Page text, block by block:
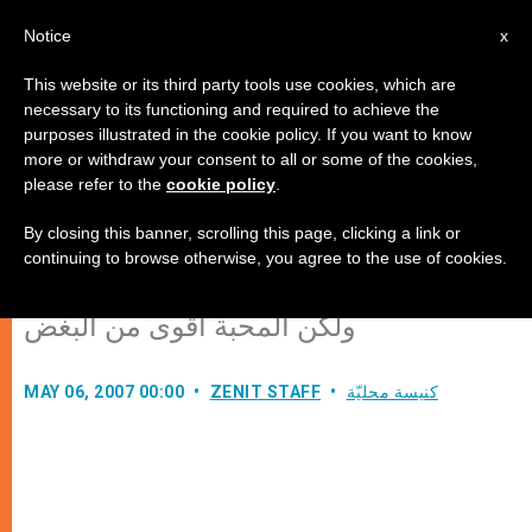
الاب تابت ترأس قداسا في الذكرى
الثانية لتفجير اذاعة "صوت المحبة
ولكن المحبة أقوى من البغض
MAY 06, 2007 00:00 ZENIT STAFF كنيسة محليّة
x
Notice
This website or its third party tools use cookies, which are
necessary to its functioning and required to achieve the
purposes illustrated in the cookie policy. If you want to know
more or withdraw your consent to all or some of the cookies,
please refer to the cookie policy
By closing this banner, scrolling this page, clicking a link or
continuing to browse otherwise, you agree to the use of cookies.